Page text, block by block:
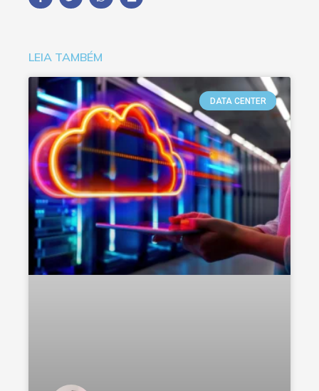
LEIA TAMBÉM
DATA CENTER